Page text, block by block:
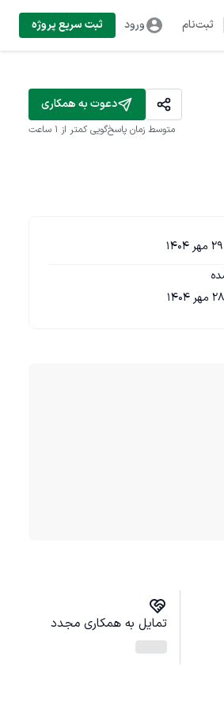
ثبت‌نام ورود ثبت سریع پروژه
دعوت به همکاری
متوسط زمان پاسخ‌گویی کمتر از 1 ساعت
تمایل به همکاری مجدد